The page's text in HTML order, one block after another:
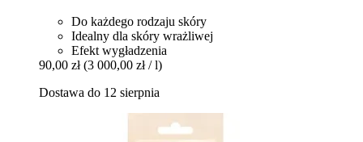
Do każdego rodzaju skóry
Idealny dla skóry wrażliwej
Efekt wygładzenia
90,00 zł (3 000,00 zł / l)
Dostawa do 12 sierpnia